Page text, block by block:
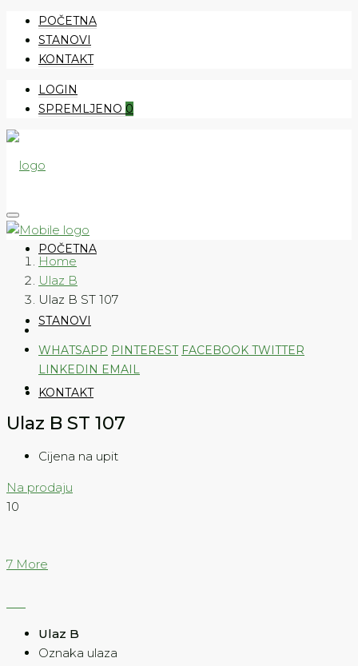
POČETNA
STANOVI
KONTAKT
LOGIN
SPREMLJENO 0
POČETNA
STANOVI
KONTAKT
Home
Ulaz B
Ulaz B ST 107
WHATSAPP PINTEREST FACEBOOK TWITTER
LINKEDIN EMAIL
Ulaz B ST 107
Cijena na upit
Na prodaju
10
7 More
Ulaz B
Oznaka ulaza